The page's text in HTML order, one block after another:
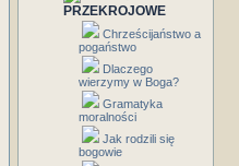
PRZEKROJOWE
Chrześcijaństwo a
pogaństwo
Dlaczego
wierzymy w Boga?
Gramatyka
moralności
Jak rodzili się
bogowie